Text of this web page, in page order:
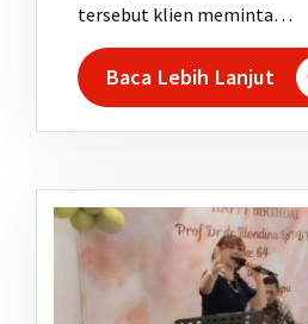
tersebut klien meminta…
Baca Lebih Lanjut